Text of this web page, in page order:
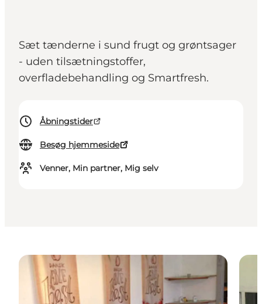
Sæt tænderne i sund frugt og grøntsager
- uden tilsætningstoffer,
overfladebehandling og Smartfresh.
Åbningstider
Besøg hjemmeside
Venner, Min partner, Mig selv